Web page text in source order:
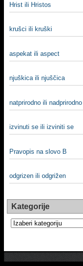
Hrist ili Hristos
krušci ili kruški
aspekat ili aspect
njuškica ili njuščica
natprirodno ili nadprirodno
izvinuti se ili izviniti se
Pravopis na slovo B
odgrizen ili odgrižen
Kategorije
Kategorije